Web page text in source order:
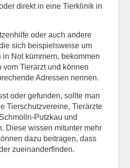
direkt in eine Tierklinik in
oder auch andere
sich beispielsweise um
in Not kümmern, bekommen
Tierarzt und können
Adressen nennen.
oder gefunden, sollte man
Tierschutzvereine, Tierärzte
Putzkau und
Diese wissen mitunter mehr
dazu beitragen, dass
zueinanderfinden.